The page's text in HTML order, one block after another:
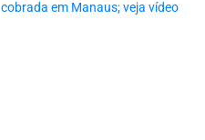
cobrada em Manaus; veja vídeo